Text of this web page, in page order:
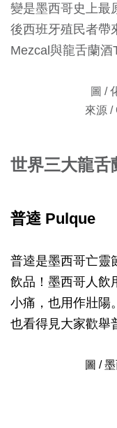
變是墨西哥史上最
後西班牙殖民者帶
Mezcal與龍舌蘭酒
圖 /
來源 /
世界三大龍舌
普逵 Pulque
普逵是墨西哥亡靈
飲品！墨西哥人飲
小痛，也用作壯陽
也看得見大家歡舉
圖 /